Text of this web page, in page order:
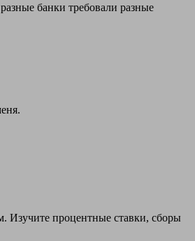
банки требовали разные
Изучите процентные ставки, сборы